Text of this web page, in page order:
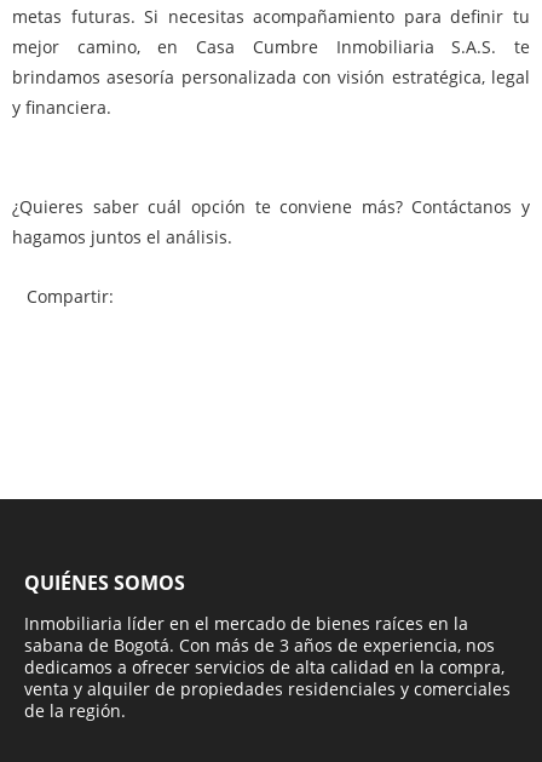
metas futuras. Si necesitas acompañamiento para definir tu
mejor camino, en Casa Cumbre Inmobiliaria S.A.S. te
brindamos asesoría personalizada con visión estratégica, legal
y financiera.
¿Quieres saber cuál opción te conviene más? Contáctanos y
hagamos juntos el análisis.
Compartir:
QUIÉNES SOMOS
Inmobiliaria líder en el mercado de bienes raíces en la
sabana de Bogotá. Con más de 3 años de experiencia, nos
dedicamos a ofrecer servicios de alta calidad en la compra,
venta y alquiler de propiedades residenciales y comerciales
de la región.